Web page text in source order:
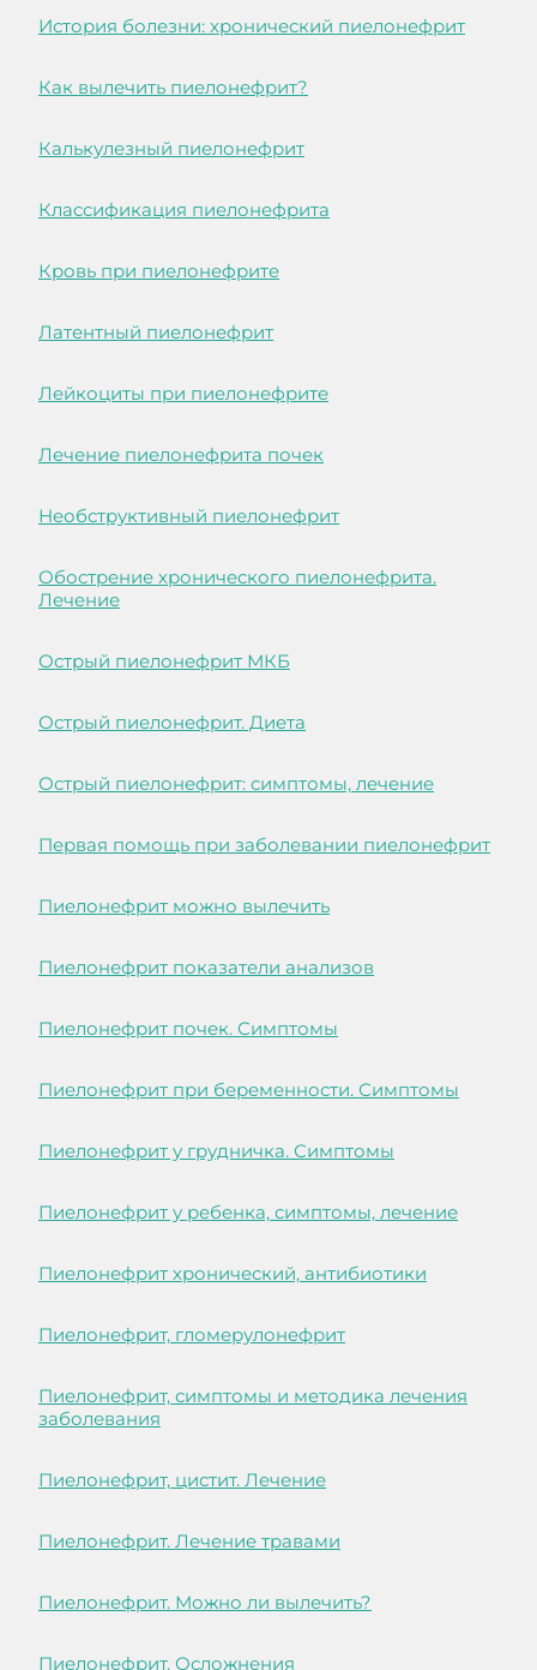
История болезни: хронический пиелонефрит
Как вылечить пиелонефрит?
Калькулезный пиелонефрит
Классификация пиелонефрита
Кровь при пиелонефрите
Латентный пиелонефрит
Лейкоциты при пиелонефрите
Лечение пиелонефрита почек
Необструктивный пиелонефрит
Обострение хронического пиелонефрита.
Лечение
Острый пиелонефрит МКБ
Острый пиелонефрит. Диета
Острый пиелонефрит: симптомы, лечение
Первая помощь при заболевании пиелонефрит
Пиелонефрит можно вылечить
Пиелонефрит показатели анализов
Пиелонефрит почек. Симптомы
Пиелонефрит при беременности. Симптомы
Пиелонефрит у грудничка. Симптомы
Пиелонефрит у ребенка, симптомы, лечение
Пиелонефрит хронический, антибиотики
Пиелонефрит, гломерулонефрит
Пиелонефрит, симптомы и методика лечения
заболевания
Пиелонефрит, цистит. Лечение
Пиелонефрит. Лечение травами
Пиелонефрит. Можно ли вылечить?
Пиелонефрит. Осложнения